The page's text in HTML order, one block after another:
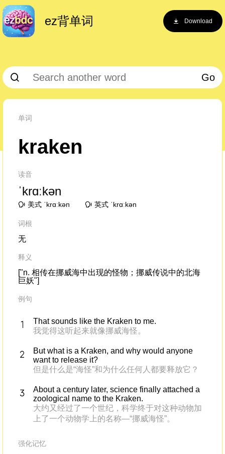
ez背单词 Download
Go
单词
kraken
读音
ˈkrɑːkən
美式 ˈkrɑːkən 英式 ˈkrɑːkən
词根
无
释义
["n. 相传在挪威海中出现的怪物；挪威传说中的北海
巨妖"]
例句
That sounds like the Kraken to me.
我觉得这听起来就像挪威海怪。
But what is a Kraken, and why would anyone
want to release it?
但是什么是“海怪”和为什么任何人都要释放它？
About a century later, science finally attached a
zoological name to the Kraken.
大约又经过了一个世纪，科学终于对这种动物加
上了一个动物学上的名称—“挪威海怪”。
强化记忆